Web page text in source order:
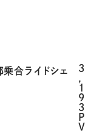
合ライドシェ
3
,
1
9
3
P
V